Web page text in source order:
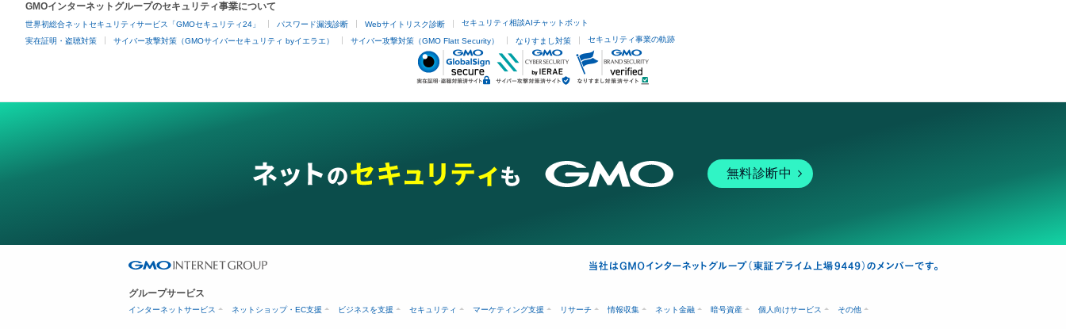
GMOインターネットグループのセキュリティ事業について
世界初総合ネットセキュリティサービス「GMOセキュリティ24」 パスワード漏洩診断 Webサイトリスク診断 セキュリティ相談AIチャットボット
実在証明・盗聴対策 サイバー攻撃対策（GMOサイバーセキュリティ byイエラエ） サイバー攻撃対策（GMO Flatt Security） なりすまし対策 セキュリティ事業の軌跡
無料診断中
グループサービス
インターネットサービス ネットショップ・EC支援 ビジネスを支援 セキュリティ マーケティング支援 リサーチ 情報収集 ネット金融 暗号資産 個人向けサービス その他